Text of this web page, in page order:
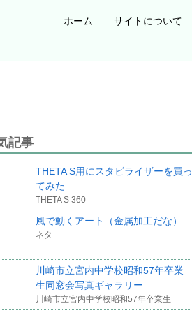
ホーム サイトについて
記事
THETA S用にスタビライザーを買っ
てみた
THETA S 360
風で動くアート（金属加工だな）
ネタ
川崎市立宮内中学校昭和57年卒業
生同窓会写真ギャラリー
川崎市立宮内中学校昭和57年卒業生